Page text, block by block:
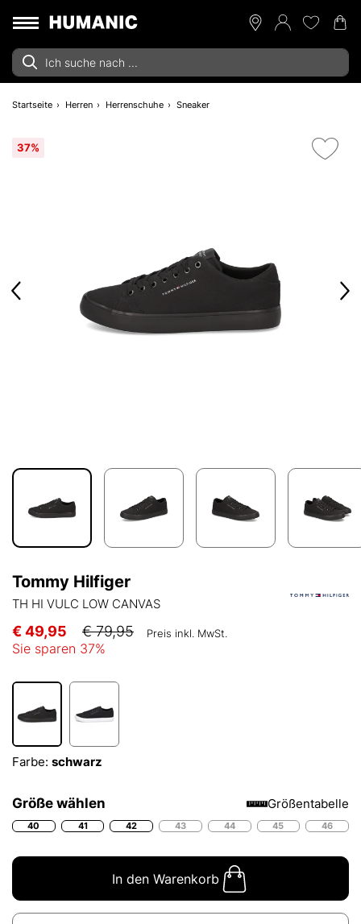
Startseite Herren Herrenschuhe Sneaker
37%
Tommy Hilfiger
TH HI VULC LOW CANVAS
€ 49,95 € 79,95 Preis inkl. MwSt.
Sie sparen 37%
Farbe: schwarz
Größe wählen Größentabelle
40 41 42 43 44 45 46
In den Warenkorb